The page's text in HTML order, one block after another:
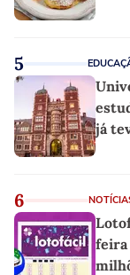
5
já
6
feira